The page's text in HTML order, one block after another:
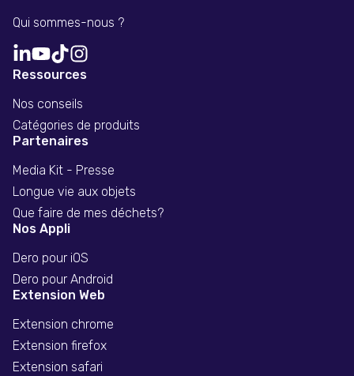
Qui sommes-nous ?
Ressources
Nos conseils
Catégories de produits
Partenaires
Media Kit - Presse
Longue vie aux objets
Que faire de mes déchets?
Nos Appli
Dero pour iOS
Dero pour Android
Extension Web
Extension chrome
Extension firefox
Extension safari